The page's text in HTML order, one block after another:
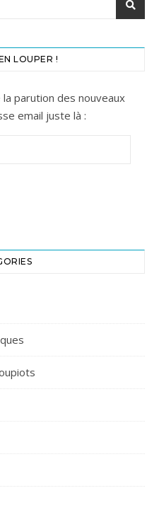
LOUPER !
parution des nouveaux
email juste là :